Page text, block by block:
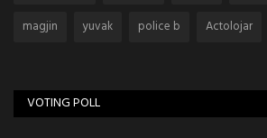
magjin
yuvak police b Actolojar
VOTING POLL